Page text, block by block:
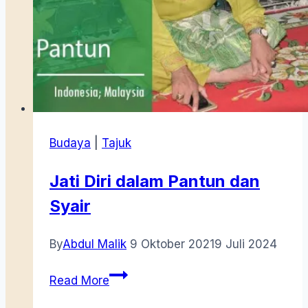
Budaya Tajuk
Jati Diri dalam Pantun dan
Syair
ByAbdul Malik 9 Oktober 20219 Juli 2024
Read MoreJati